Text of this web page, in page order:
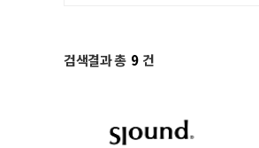
검색결과 총 9 건